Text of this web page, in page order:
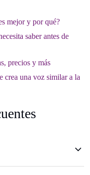
mejor y por qué?
saber antes de
precios y más
crea una voz similar a la